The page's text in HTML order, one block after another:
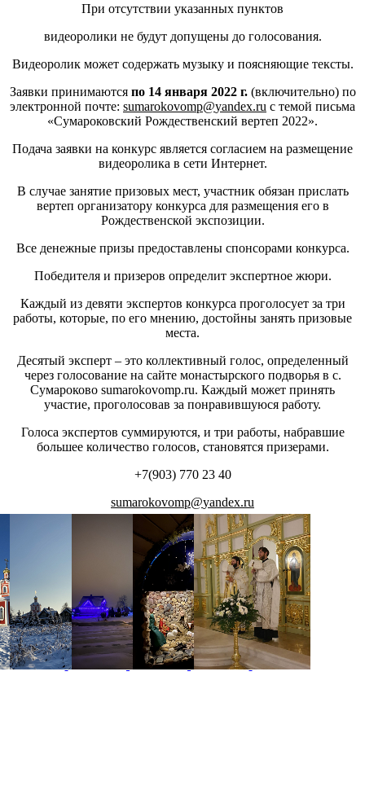
При отсутствии указанных пунктов
видеоролики не будут допущены до голосования.
Видеоролик может содержать музыку и поясняющие тексты.
Заявки принимаются по 14 января 2022 г.(включительно) по
электронной почте: sumarokovomp@yandex.ru с темой письма
«Сумароковский Рождественский вертеп 2022».
Подача заявки на конкурс является согласием на размещение
видеоролика в сети Интернет.
В случае занятие призовых мест, участник обязан прислать
вертеп организатору конкурса для размещения его в
Рождественской экспозиции.
Все денежные призы предоставлены спонсорами конкурса.
Победителя и призеров определит экспертное жюри.
Каждый из девяти экспертов конкурса проголосует за три
работы, которые, по его мнению, достойны занять призовые
места.
Десятый эксперт – это коллективный голос, определенный
через голосование на сайте монастырского подворья в с.
Сумароково sumarokovomp.ru. Каждый может принять
участие, проголосовав за понравившуюся работу.
Голоса экспертов суммируются, и три работы, набравшие
большее количество голосов, становятся призерами.
+7(903) 770 23 40
sumarokovomp@yandex.ru
Фото